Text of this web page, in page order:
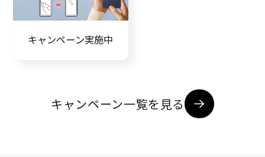
キャンペーン実施中
キャンペーン一覧を見る